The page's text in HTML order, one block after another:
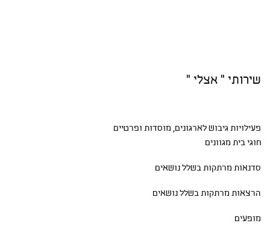
שירותי " אצלי "
פעילויות גיבושלארגונים, מוסדות ופרטיים
חוגי בית מגוונים
סדנאות מרתקות בשלל נושאים
הרצאות מרתקות בשלל נושאים
מופעים